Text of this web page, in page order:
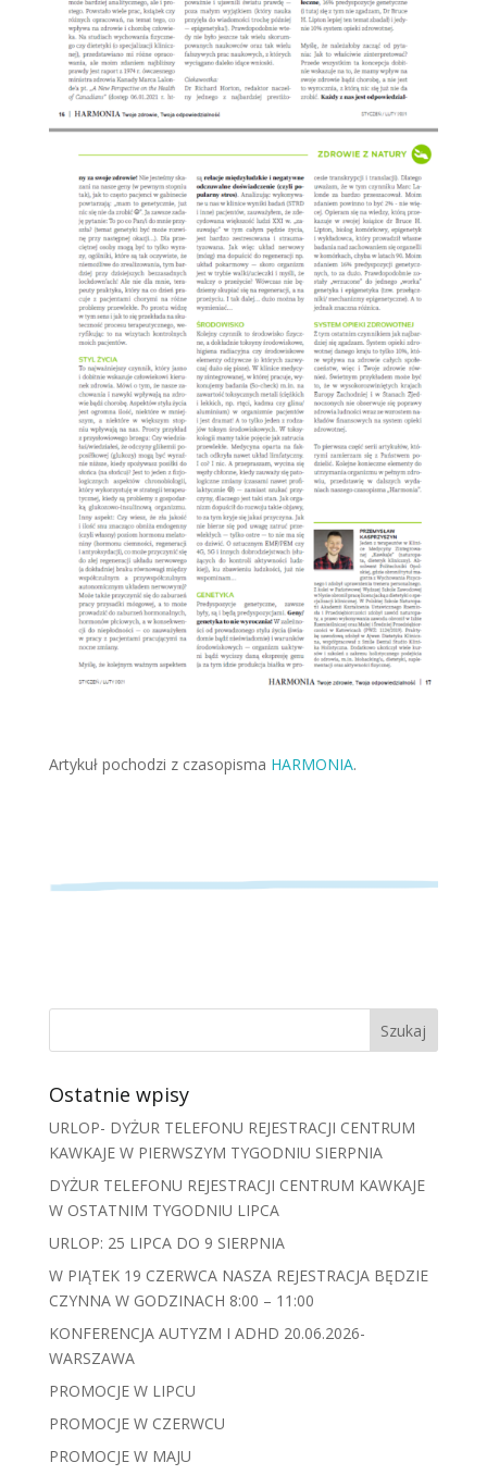
Artykuł pochodzi z czasopisma HARMONIA.
Ostatnie wpisy
URLOP- DYŻUR TELEFONU REJESTRACJI CENTRUM
KAWKAJE W PIERWSZYM TYGODNIU SIERPNIA
DYŻUR TELEFONU REJESTRACJI CENTRUM KAWKAJE
W OSTATNIM TYGODNIU LIPCA
URLOP: 25 LIPCA DO 9 SIERPNIA
W PIĄTEK 19 CZERWCA NASZA REJESTRACJA BĘDZIE
CZYNNA W GODZINACH 8:00 – 11:00
KONFERENCJA AUTYZM I ADHD 20.06.2026-
WARSZAWA
PROMOCJE W LIPCU
PROMOCJE W CZERWCU
PROMOCJE W MAJU